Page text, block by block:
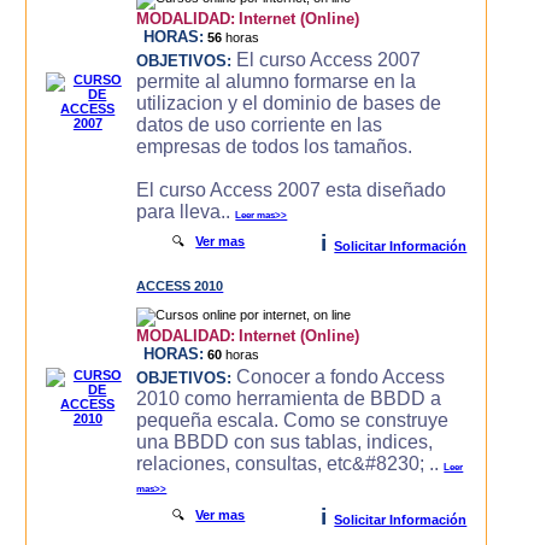
MODALIDAD: Internet (Online)
HORAS: 56 horas
OBJETIVOS: El curso Access 2007
permite al alumno formarse en la
utilizacion y el dominio de bases de
datos de uso corriente en las
empresas de todos los tamaños.
El curso Access 2007 esta diseñado
para lleva..Leer mas>>
🔍Ver mas i Solicitar Información
ACCESS 2010
MODALIDAD: Internet (Online)
HORAS: 60 horas
OBJETIVOS: Conocer a fondo Access
2010 como herramienta de BBDD a
pequeña escala. Como se construye
una BBDD con sus tablas, indices,
relaciones, consultas, etc&#8230; ..Leer
mas>>
🔍Ver mas i Solicitar Información